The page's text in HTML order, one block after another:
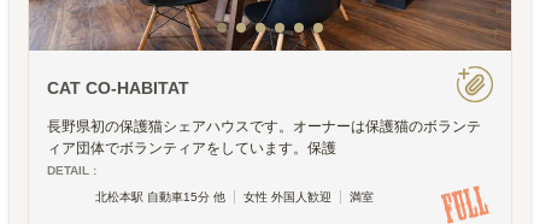
CAT CO-HABITAT
長野県初の保護猫シェアハウスです。オーナーは保護猫のボランテ
ィア団体でボランティアをしています。保護
DETAIL :
北松本駅 自動車15分 他
女性 外国人歓迎 満室